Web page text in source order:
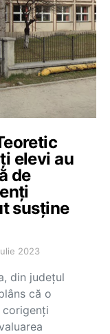
elevi au
de
susține
2023
din județul
că o